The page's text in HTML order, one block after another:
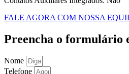
FALE AGORA COM NOSSA
Preencha o formulário
Nome
Telefone